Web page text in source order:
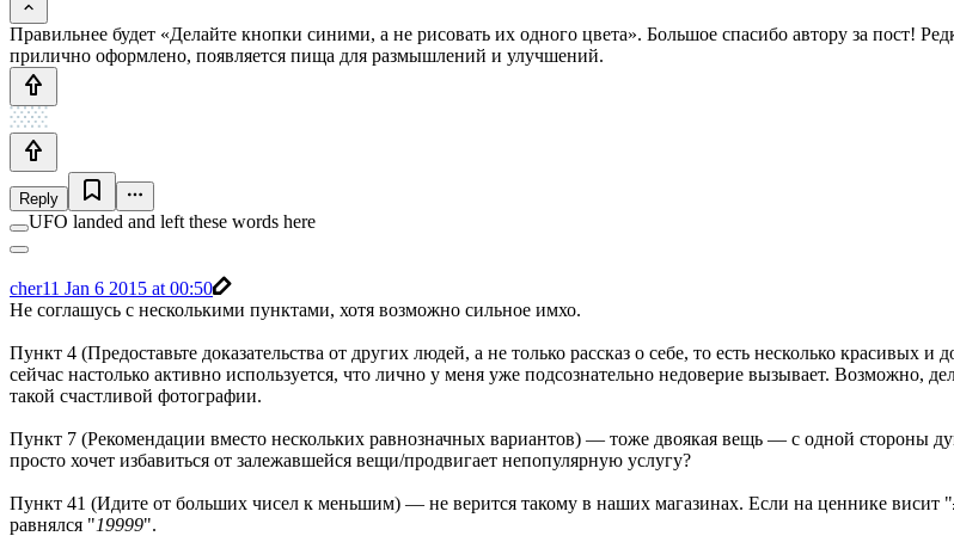
Правильнее будет «Делайте кнопки синими, а не рисовать их одного цвета». Большое спасибо автору за пост!
прилично оформлено, появляется пища для размышлений и улучшений.
Reply
UFO landed and left these words here
cher11 Jan 6 2015 at 00:50
Не соглашусь с несколькими пунктами, хотя возможно сильное имхо.
Пункт 4 (Предоставьте доказательства от других людей, а не только рассказ о себе, то есть несколько красивых
сейчас настолько активно используется, что лично у меня уже подсознательно недоверие вызывает. Возможно,
такой счастливой фотографии.
Пункт 7 (Рекомендации вместо нескольких равнозначных вариантов) — тоже двоякая вещь — с одной стороны
просто хочет избавиться от залежавшейся вещи/продвигает непопулярную услугу?
Пункт 41 (Идите от больших чисел к меньшим) — не верится такому в наших магазинах. Если на ценнике висит "
равнялся "19999".